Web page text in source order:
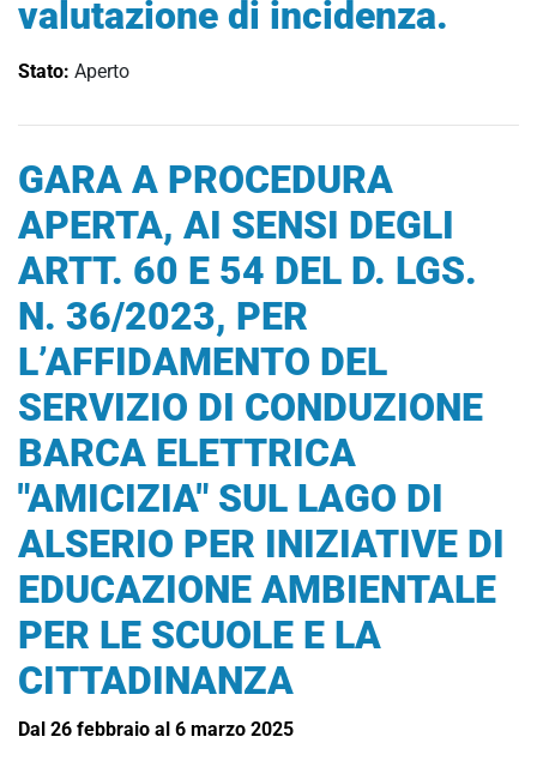
valutazione di incidenza.
Stato: Aperto
GARA A PROCEDURA
APERTA, AI SENSI DEGLI
ARTT. 60 E 54 DEL D. LGS.
N. 36/2023, PER
L’AFFIDAMENTO DEL
SERVIZIO DI CONDUZIONE
BARCA ELETTRICA
"AMICIZIA" SUL LAGO DI
ALSERIO PER INIZIATIVE DI
EDUCAZIONE AMBIENTALE
PER LE SCUOLE E LA
CITTADINANZA
Dal 26 febbraio al 6 marzo 2025